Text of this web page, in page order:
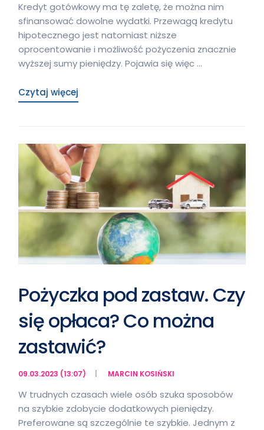
Kredyt gotówkowy ma tę zaletę, że można nim
sfinansować dowolne wydatki. Przewagą kredytu
hipotecznego jest natomiast niższe
oprocentowanie i możliwość pożyczenia znacznie
wyższej sumy pieniędzy. Pojawia się więc …
Czytaj więcej
Pożyczka pod zastaw. Czy
się opłaca? Co można
zastawić?
09.03.2023 (13:07) MARCIN KOSIŃSKI
W trudnych czasach wiele osób szuka sposobów
na szybkie zdobycie dodatkowych pieniędzy.
Preferowane są szczególnie te szybkie. Jednym z